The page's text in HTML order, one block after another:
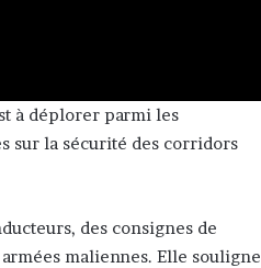
à déplorer parmi les
sur la sécurité des corridors
des consignes de
maliennes. Elle souligne